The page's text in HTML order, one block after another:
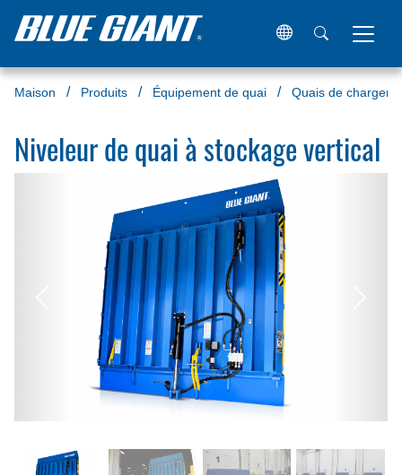
Maison Produits Équipement de quai Quais de
Niveleur de quai à stockage vertical
Précédent